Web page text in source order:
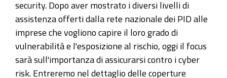
security. Dopo aver mostrato i diversi livelli di
assistenza offerti dalla rete nazionale dei PID alle
imprese che vogliono capire il loro grado di
vulnerabilità e l'esposizione al rischio, oggi il focus
sarà sull'importanza di assicurarsi contro i cyber
risk. Entreremo nel dettaglio delle coperture